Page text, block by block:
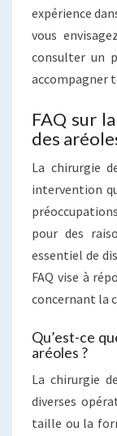
expérience
vous
consulter un
accompagner
FAQ sur
des
La chirurgie
intervention
pour des
essentiel de
FAQ vise à
concernant la
Qu’est-ce
aréoles ?
La chirurgie
diverses
taille ou la